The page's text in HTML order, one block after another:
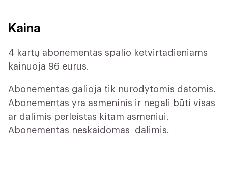
Kaina
4 kartų abonementas spalio ketvirtadieniams
kainuoja 96 eurus.
Abonementas galioja tik nurodytomis datomis.
Abonementas yra asmeninis ir negali būti visas
ar dalimis perleistas kitam asmeniui.
Abonementas neskaidomas dalimis.